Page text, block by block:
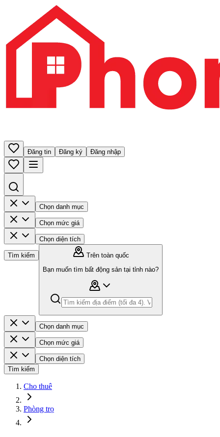
Đăng tin Đăng ký Đăng nhập
Chọn danh mục
Chọn mức giá
Chọn diện tích
Tìm kiếm
Trên toàn quốc
Bạn muốn tìm bất động sản tại tỉnh nào?
Chọn danh mục
Chọn mức giá
Chọn diện tích
Tìm kiếm
Cho thuê
Phòng trọ